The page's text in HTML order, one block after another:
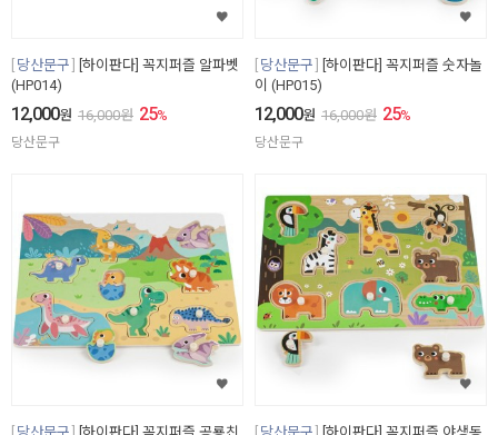
당산문구
[하이판다] 꼭지퍼즐 알파벳
(HP014)
12,000원 16,000원 25%
당산문구
당산문구
[하이판다] 꼭지퍼즐 숫자놀
이 (HP015)
12,000원 16,000원 25%
당산문구